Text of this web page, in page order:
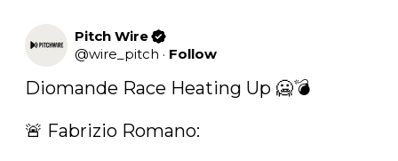
Pitch Wire
@wire_pitch · Follow
Diomande Race Heating Up 🥶💣
🚨 Fabrizio Romano: